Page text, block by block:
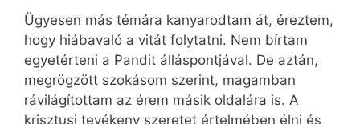
Ügyesen más témára kanyarodtam át, éreztem,
hogy hiábavaló a vitát folytatni. Nem bírtam
egyetérteni a Pandit álláspontjával. De aztán,
megrögzött szokásom szerint, magamban
rávilágítottam az érem másik oldalára is. A
krisztusi tevékeny szeretet értelmében élni és